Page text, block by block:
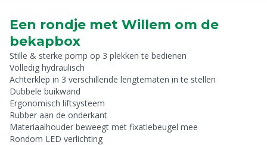
Een rondje met Willem om de
bekapbox
Stille & sterke pomp op 3 plekken te bedienen
Volledig hydraulisch
Achterklep in 3 verschillende lengtematen in te stellen
Dubbele buikwand
Ergonomisch liftsysteem
Rubber aan de onderkant
Materiaalhouder beweegt met fixatiebeugel mee
Rondom LED verlichting